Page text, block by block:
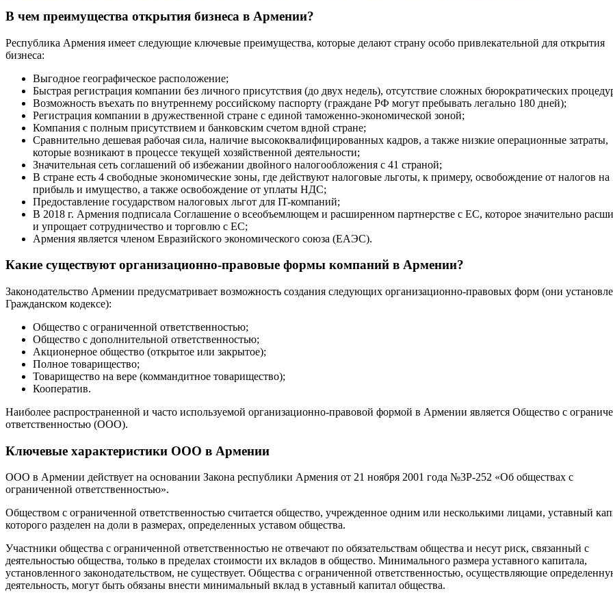
В чем преимущества открытия бизнеса в Армении?
Республика Армения имеет следующие ключевые преимущества, которые делают страну особо привлекательной для открытия
бизнеса:
Выгодное географическое расположение;
Быстрая регистрация компании без личного присутствия (до двух недель), отсутствие сложных бюрократических
Возможность въехать по внутреннему российскому паспорту (граждане РФ могут пребывать легально 180 дней);
Регистрация компании в дружественной стране с единой таможенно-экономической зоной;
Компания с полным присутствием и банковским счетом вдной стране;
Сравнительно дешевая рабочая сила, наличие высококвалифицированных кадров, а также низкие операционные затраты,
которые возникают в процессе текущей хозяйственной деятельности;
Значительная сеть соглашений об избежании двойного налогообложения с 41 страной;
В стране есть 4 свободные экономические зоны, где действуют налоговые льготы, к примеру, освобождение от налогов на
прибыль и имущество, а также освобождение от уплаты НДС;
Предоставление государством налоговых льгот для IT-компаний;
В 2018 г. Армения подписала Соглашение о всеобъемлющем и расширенном партнерстве с ЕС, которое значительно
и упрощает сотрудничество и торговлю с ЕС;
Армения является членом Евразийского экономического союза (ЕАЭС).
Какие существуют организационно-правовые формы компаний в Армении?
Законодательство Армении предусматривает возможность создания следующих организационно-правовых форм (они
Гражданском кодексе):
Общество с ограниченной ответственностью;
Общество с дополнительной ответственностью;
Акционерное общество (открытое или закрытое);
Полное товарищество;
Товарищество на вере (коммандитное товарищество);
Кооператив.
Наиболее распространенной и часто используемой организационно-правовой формой в Армении является Общество с
ответственностью (ООО).
Ключевые характеристики ООО в Армении
ООО в Армении действует на основании Закона республики Армения от 21 ноября 2001 года №3P-252 «Об обществах с
ограниченной ответственностью».
Обществом с ограниченной ответственностью считается общество, учрежденное одним или несколькими лицами, уставный
которого разделен на доли в размерах, определенных уставом общества.
Участники общества с ограниченной ответственностью не отвечают по обязательствам общества и несут риск, связанный с
деятельностью общества, только в пределах стоимости их вкладов в общество. Минимального размера уставного капитала,
установленного законодательством, не существует. Общества с ограниченной ответственностью, осуществляющие
деятельность, могут быть обязаны внести минимальный вклад в уставный капитал общества.